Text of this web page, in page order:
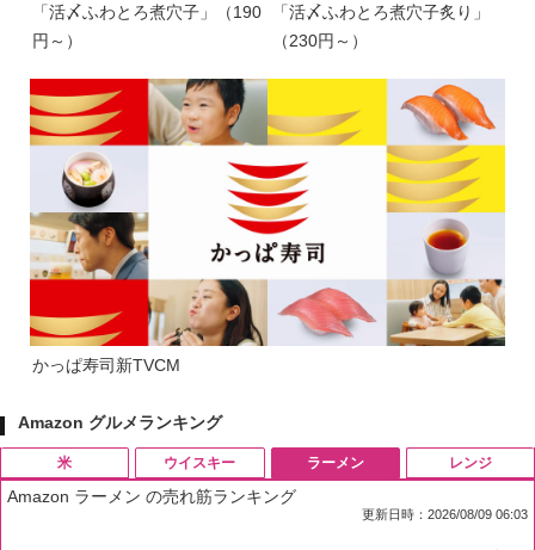
「活〆ふわとろ煮穴子」（190
円～）
「活〆ふわとろ煮穴子炙り」
（230円～）
かっぱ寿司新TVCM
Amazon グルメランキング
米 ウイスキー ラーメン
Amazon ラーメン の売れ筋ランキング
更新日時：2026/08/09 06:03
レンジ